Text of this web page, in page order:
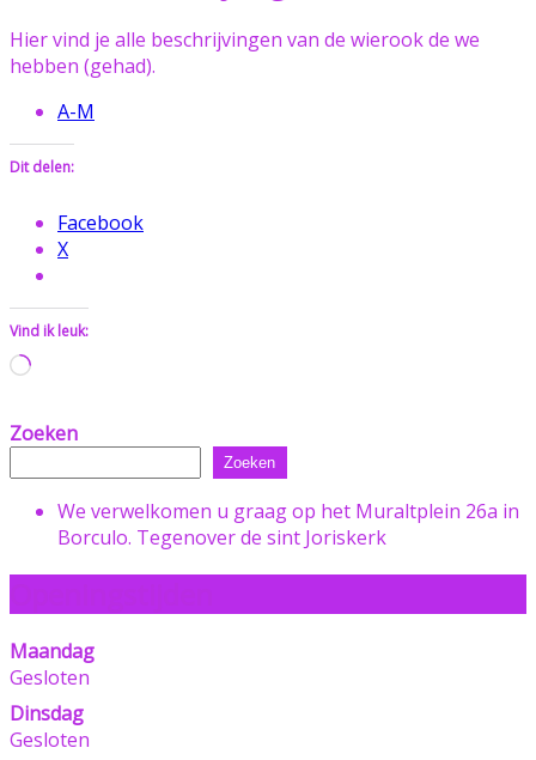
Hier vind je alle beschrijvingen van de wierook de we
hebben (gehad).
A-M
Dit delen:
Facebook
X
Vind ik leuk:
Aan
laden...
Zoeken
Zoeken
We verwelkomen u graag op het Muraltplein 26a in
Borculo. Tegenover de sint Joriskerk
Maandag
Gesloten
Dinsdag
Gesloten